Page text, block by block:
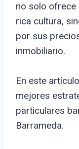
no solo ofrece
rica cultura,
por sus
inmobiliario.
En este
mejores
particulares
Barrameda.